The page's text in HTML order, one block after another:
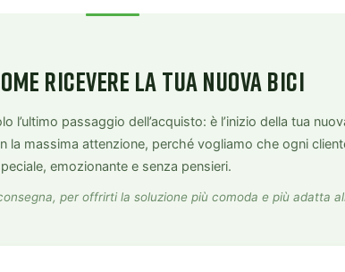
RICEVERE LA TUA NUOVA BICI
l’ultimo passaggio dell’acquisto: è l’inizio della tua
la massima attenzione, perché vogliamo che ogni
emozionante e senza pensieri.
per offrirti la soluzione più comoda e più adatta